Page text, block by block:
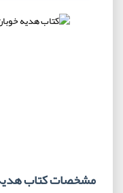
مشخصات کتاب